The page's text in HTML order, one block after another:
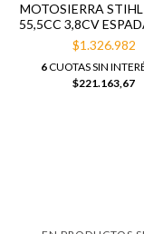
MOTOSIERRA STIHL
55,5CC 3,8CV
$1.326.982
6CUOTAS SIN
$221.163,67